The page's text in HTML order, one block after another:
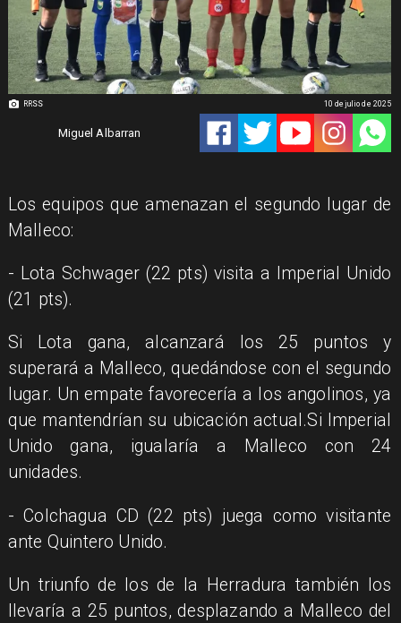
RRSS
Miguel Albarran
10 de julio de 2025
​Los equipos que amenazan el segundo lugar de
Malleco:
- Lota Schwager (22 pts) visita a Imperial Unido
(21 pts).
​Si Lota gana, alcanzará los 25 puntos y
superará a Malleco, quedándose con el segundo
lugar. Un empate favorecería a los angolinos, ya
que mantendrían su ubicación actual.Si Imperial
Unido gana, igualaría a Malleco con 24
unidades.
- Colchagua CD (22 pts) juega como visitante
ante Quintero Unido.
Un triunfo de los de la Herradura también los
llevaría a 25 puntos, desplazando a Malleco del